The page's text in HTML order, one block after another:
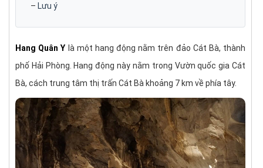
– Lưu ý
Hang Quân Y là một hang động nằm trên đảo Cát Bà, thành
phố Hải Phòng. Hang động này nằm trong Vườn quốc gia Cát
Bà, cách trung tâm thị trấn Cát Bà khoảng 7 km về phía tây.